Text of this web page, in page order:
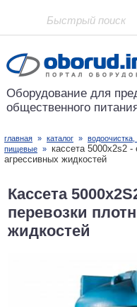
Проект основан в 2001
Оборудование для
общественного
главная » каталог »
пищевые » кассета 5000х2s2
агрессивных жидкостей
Кассета
перевозки
жидкостей